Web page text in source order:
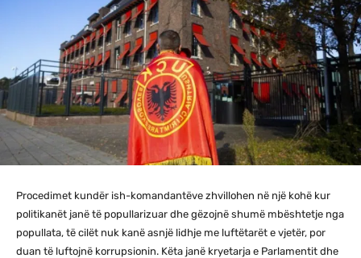
Procedimet kundër ish-komandantëve zhvillohen në një kohë kur
politikanët janë të popullarizuar dhe gëzojnë shumë mbështetje nga
popullata, të cilët nuk kanë asnjë lidhje me luftëtarët e vjetër, por
duan të luftojnë korrupsionin. Këta janë kryetarja e Parlamentit dhe